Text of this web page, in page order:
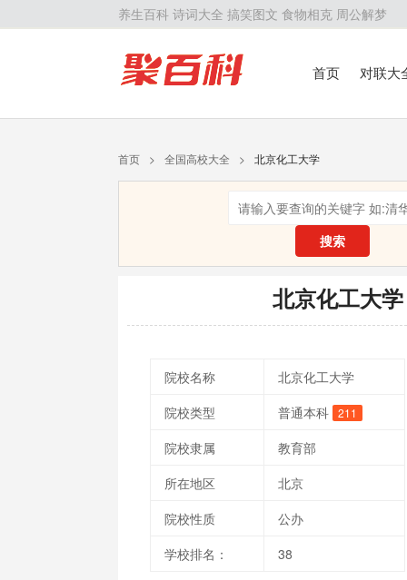
养生百科 诗词大全 搞笑图文 食物相克 周公解梦
首页
对联大
首页 > 全国高校大全 > 北京化工大学
搜索
北京化工大学
院校名称
北京化工大学
院校类型
普通本科 211
院校隶属
教育部
所在地区
北京
院校性质
公办
学校排名：
38